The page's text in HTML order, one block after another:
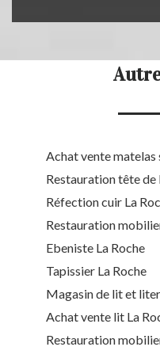
Achat vente matelas
Restauration tête de
Réfection cuir La
Restauration
Ebeniste La Roche
Tapissier La Roche
Magasin de lit et
Achat vente lit La
Restauration